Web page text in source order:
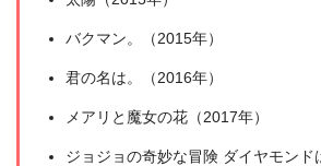
バクマン。（2015年）
君の名は。（2016年）
メアリと魔女の花（2017年）
ジョジョの奇妙な冒険 ダイヤモンド